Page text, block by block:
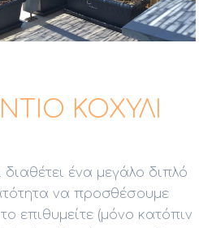
ΚΟΧΎΛΙ
διαθέτει ένα μεγάλο διπλό
να προσθέσουμε
επιθυμείτε (μόνο κατόπιν